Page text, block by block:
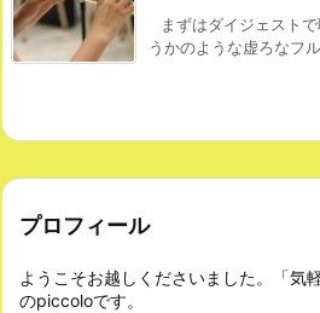
まずはダイジェスト
うかのような虚ろなフ
プロフィール
ようこそお越しくださいました。「気
のpiccoloです。